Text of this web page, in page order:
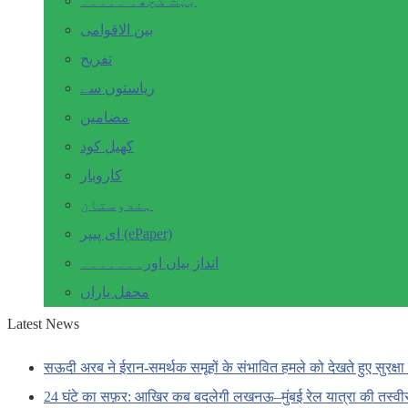
بین الاقوامی
تفریح
ریاستوں سے
مضامین
کھیل کود
کاروبار
ہندوستان
ای پیپر (ePaper)
انداز بیاں اور۔۔۔۔۔۔۔
محفل یاراں
Latest News
सऊदी अरब ने ईरान-समर्थक समूहों के संभावित हमले को देखते हुए सुरक्षा
24 घंटे का सफ़र: आखिर कब बदलेगी लखनऊ–मुंबई रेल यात्रा की